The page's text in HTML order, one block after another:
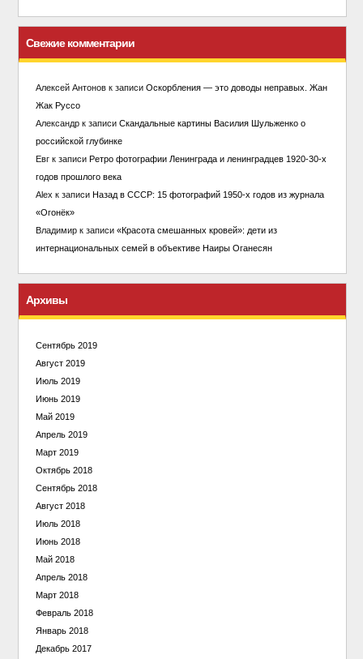
Свежие комментарии
Алексей Антоновк записи Оскорбления — это доводы неправых. Жан
Жак Руссо
Александрк записи Скандальные картины Василия Шульженко о
российской глубинке
Евгк записи Ретро фотографии Ленинграда и ленинградцев 1920-30-х
годов прошлого века
Alex к записи Назад в СССР: 15 фотографий 1950-х годов из журнала
«Огонёк»
Владимирк записи «Красота смешанных кровей»: дети из
интернациональных семей в объективе Наиры Оганесян
Архивы
Сентябрь 2019
Август 2019
Июль 2019
Июнь 2019
Май 2019
Апрель 2019
Март 2019
Октябрь 2018
Сентябрь 2018
Август 2018
Июль 2018
Июнь 2018
Май 2018
Апрель 2018
Март 2018
Февраль 2018
Январь 2018
Декабрь 2017